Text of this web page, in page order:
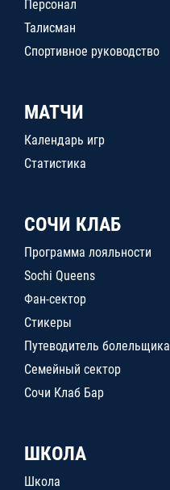
Персонал
Талисман
Спортивное руководство
МАТЧИ
Календарь игр
Статистика
СОЧИ КЛАБ
Программа лояльности
Sochi Queens
Фан-сектор
Стикеры
Путеводитель болельщика
Семейный сектор
Сочи Клаб Бар
ШКОЛА
Школа